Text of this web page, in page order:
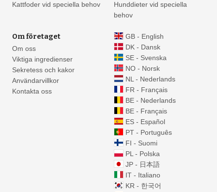
Kattfoder vid speciella behov
Hunddieter vid speciella
behov
Om företaget
Om oss
Viktiga ingredienser
Sekretess och kakor
Användarvillkor
Kontakta oss
GB - English
DK - Dansk
SE - Svenska
NO - Norsk
NL - Nederlands
FR - Français
BE - Nederlands
BE - Français
ES - Español
PT - Português
FI - Suomi
PL - Polska
JP - 日本語
IT - Italiano
KR - 한국어